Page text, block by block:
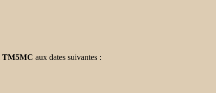
TM5MC aux dates suivantes :